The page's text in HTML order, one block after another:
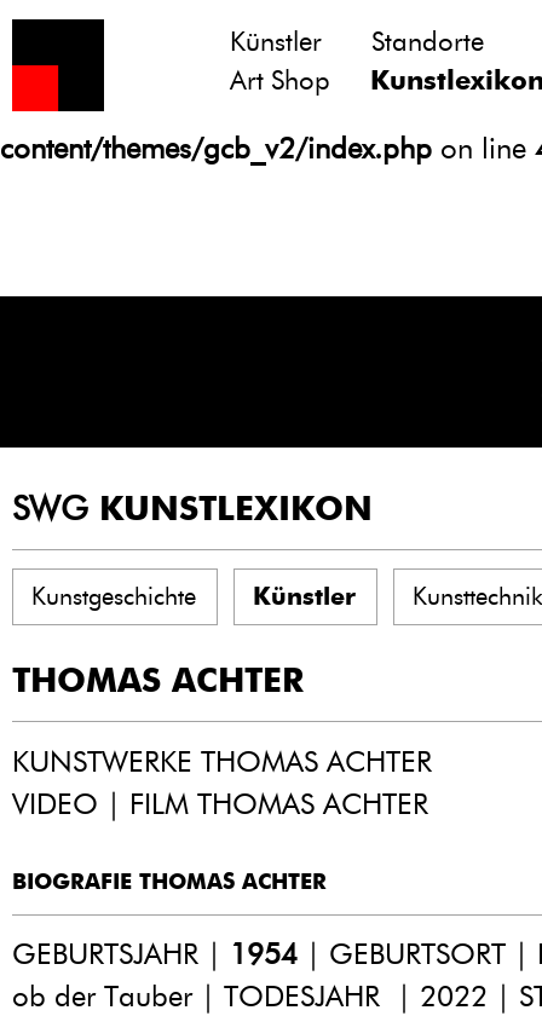
Notice
: Undefined variable: atts in
/homepages/21/d13550920/htdocs/
content/themes/gcb_v2/index.php on line
Künstler
Standorte
Art Shop
SWG KUNSTLEXIKON
Kunstgeschichte Künstler
THOMAS ACHTER
KUNSTWERKE THOMAS ACHTER
VIDEO | FILM THOMAS ACHTER
BIOGRAFIE THOMAS ACHTER
GEBURTSJAHR | 1954 | GEBURTSORT |
ob der Tauber | TODESJAHR | 2022 |